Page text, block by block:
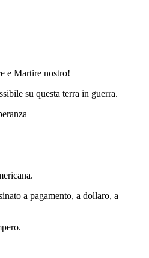
e Martire nostro!
su questa terra in guerra.
a pagamento, a dollaro, a